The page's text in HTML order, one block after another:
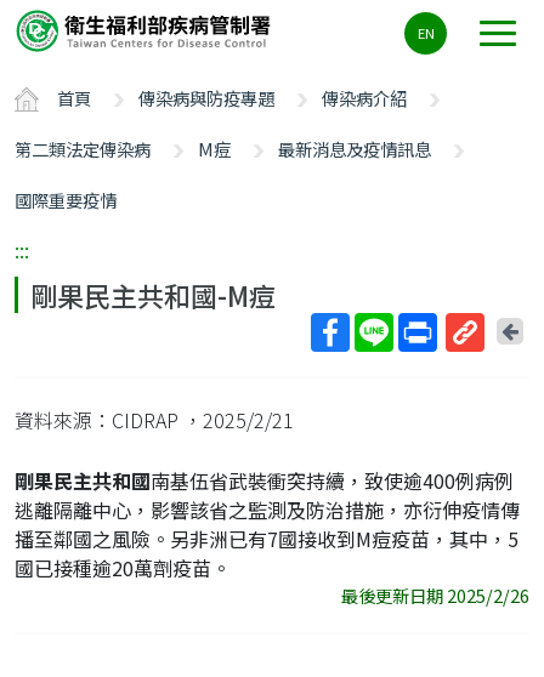
要
容
ALT+C
EN
首頁 傳染病與防疫專題
傳染病介紹
第二類法定傳染病
M痘
最新消息及疫情訊息
國際重要疫情
:::
剛果民主共和國-M痘
址
回
資料來源：CIDRAP ，2025/2/21
剛果民主共和國南基伍省武裝衝突持續，致使逾400例病例
逃離隔離中心，影響該省之監測及防治措施，亦衍伸疫情傳
播至鄰國之風險。另非洲已有7國接收到M痘疫苗，其中，5
國已接種逾20萬劑疫苗。
最後更新日期 2025/2/26